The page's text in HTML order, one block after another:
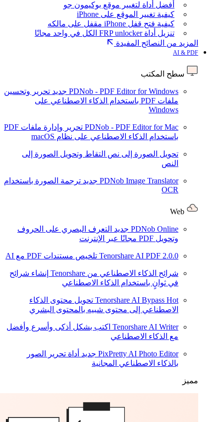
أفضل أداة لتغيير موقع بوكيمون جو
كيفية تغيير الموقع على iPhone
كيفية فتح قفل iPhone مقفل على مالكه
تنزيل أداة FRP unlocker الكل في واحد مجانًا
المزيد من النصائح المفيدة
AI & PDF
سطح المكتب
PDNob - PDF Editor for Windows جديد تحرير وتحسين
ملفات PDF باستخدام الذكاء الاصطناعي على
Windows
PDNob - PDF Editor for Mac
تحرير وإدارة ملفات PDF
باستخدام الذكاء الاصطناعي على نظام macOS
تحويل الصورة إلى نص التقاط وتحويل الصورة إلى
النص
PDNob Image Translator جديد ترجمة الصورة باستخدام
OCR
PDNob Online جديد التعرف البصري على الحروف
وتحويل PDF مجانًا عبر الإنترنت
Tenorshare AI PDF 2.0.0 تلخيص مستندات PDF مع AI
شرائح الذكاء الاصطناعي من Tenorshare
إنشاء شرائح
في ثوانٍ باستخدام الذكاء الاصطناعي
Tenorshare AI Bypass Hot
تحويل محتوى الذكاء
الاصطناعي إلى محتوى شبيه بالمحتوى البشري
Tenorshare AI Writer اكتب بشكل أذكى وأسرع وأفضل
مع الذكاء الاصطناعي
PixPretty AI Photo Editor جديد أداة تحرير الصور
بالذكاء الاصطناعي المجانية
مميز